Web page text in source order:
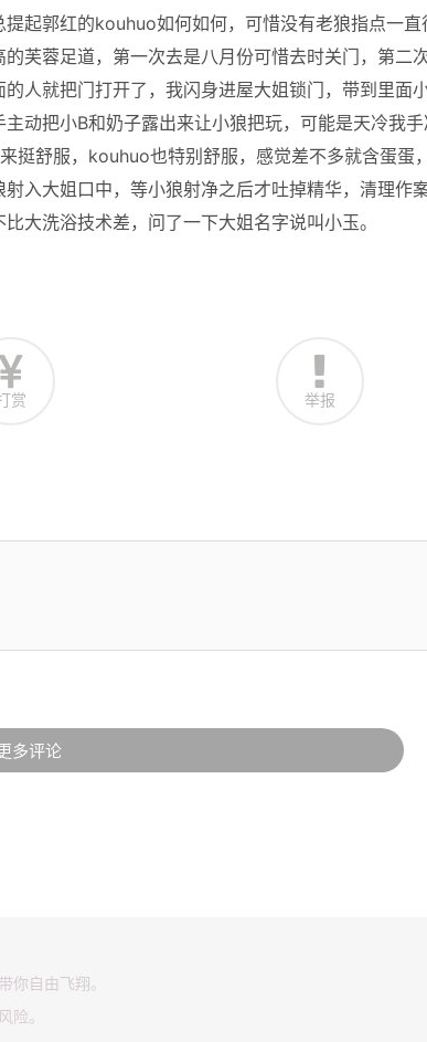
起郭红的kouhuo如何如何，可惜没有老狼指点一直
芙蓉足道，第一次去是八月份可惜去时关门，第二
人就把门打开了，我闪身进屋大姐锁门，带到里面
动把小B和奶子露出来让小狼把玩，可能是天冷我手
挺舒服，kouhuo也特别舒服，感觉差不多就含蛋蛋
入大姐口中，等小狼射净之后才吐掉精华，清理作
大洗浴技术差，问了一下大姐名字说叫小玉。
赏 举报
多评论
你自由飞翔。
险。